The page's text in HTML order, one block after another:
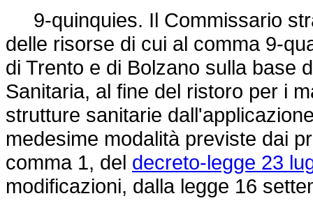
9-quinquies. Il Commissario
delle risorse di cui al comma 9-
di Trento e di Bolzano sulla base
Sanitaria, al fine del ristoro per i
strutture sanitarie
medesime modalità previste dai
comma 1, del decreto-legge 23
modificazioni, dalla legge 16